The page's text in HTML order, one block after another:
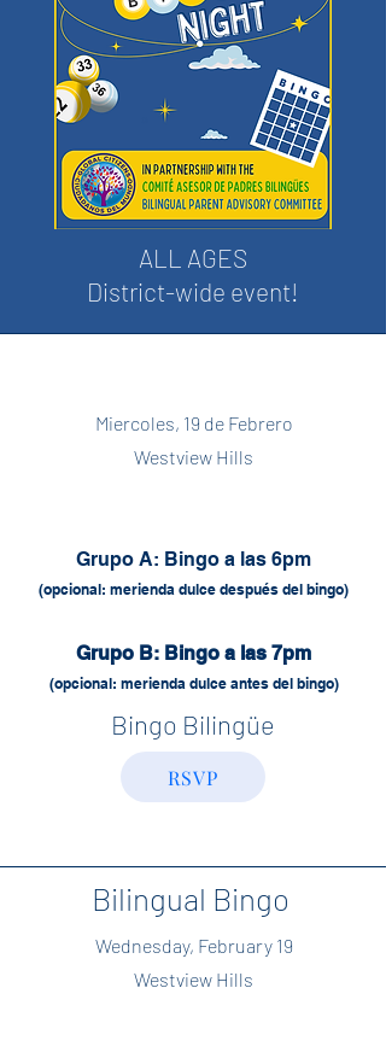
ALL AGES
District-wide event!
Miercoles, 19 de Febrero
Westview Hills
Grupo A: Bingo a las 6pm
(opcional: merienda dulce después del bingo)
Grupo B: Bingo a las 7pm
(opcional: merienda dulce antes del bingo)
Bingo Bilingüe
RSVP
Bilingual Bingo
Wednesday, February 19
Westview Hills